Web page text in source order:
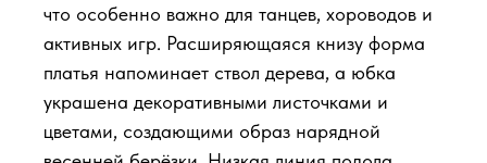
что особенно важно для танцев, хороводов и
активных игр. Расширяющаяся книзу форма
платья напоминает ствол дерева, а юбка
украшена декоративными листочками и
цветами, создающими образ нарядной